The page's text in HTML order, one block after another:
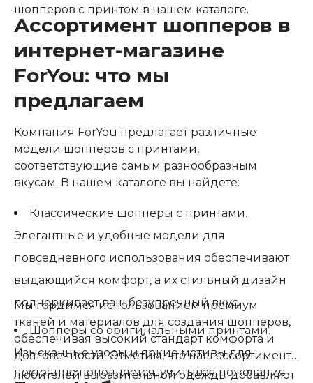
шопперов с принтом в нашем каталоге.
Ассортимент шопперов в
интернет-магазине
ForYou: что мы
предлагаем
Компания ForYou предлагает различные
модели шопперов с принтами,
соответствующие самым разнообразным
вкусам. В нашем каталоге вы найдете:
Классические шопперы с принтами.
Элегантные и удобные модели для
повседневного использования обеспечивают
выдающийся комфорт, а их стильный дизайн
подчеркивает ваш безупречный вкус.
Шопперы со оригинальными принтами.
Изысканные узоры и яркие мотивы для
любителей выразительной одежды добавляют
Мы гордимся использованием премиум
тканей и материалов для создания шопперов,
обеспечивая высокий стандарт комфорта и
долговечности. Отметим, что наш ассортимент
постоянно пополняется, учитывая пожелания